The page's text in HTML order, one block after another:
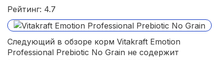
Рейтинг: 4.7
Следующий в обзоре корм Vitakraft Emotion
Professional Prebiotic No Grain не содержит